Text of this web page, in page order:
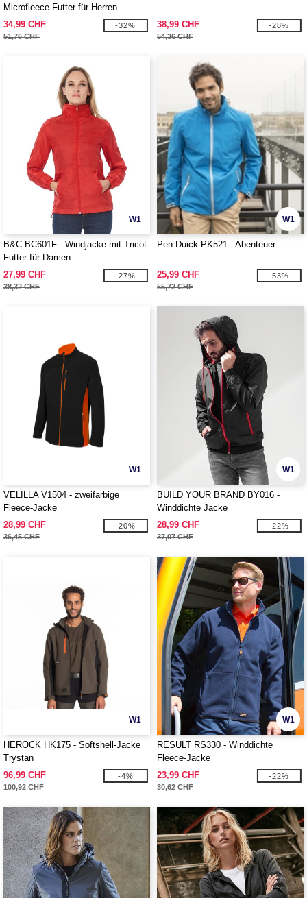
Microfleece-Futter für Herren
34,99 CHF
51,76 CHF
-32% 38,99 CHF
54,36 CHF
-28%
W1
B&C BC601F - Windjacke mit Tricot-
Futter für Damen
27,99 CHF
38,32 CHF
-27%
W1
Pen Duick PK521 - Abenteuer
25,99 CHF
55,72 CHF
-53%
W1
VELILLA V1504 - zweifarbige
Fleece-Jacke
28,99 CHF
36,45 CHF
-20%
W1
BUILD YOUR BRAND BY016 -
Winddichte Jacke
28,99 CHF
37,07 CHF
-22%
W1
HEROCK HK175 - Softshell-Jacke
Trystan
96,99 CHF
100,92 CHF
-4%
W1
RESULT RS330 - Winddichte
Fleece-Jacke
23,99 CHF
30,62 CHF
-22%